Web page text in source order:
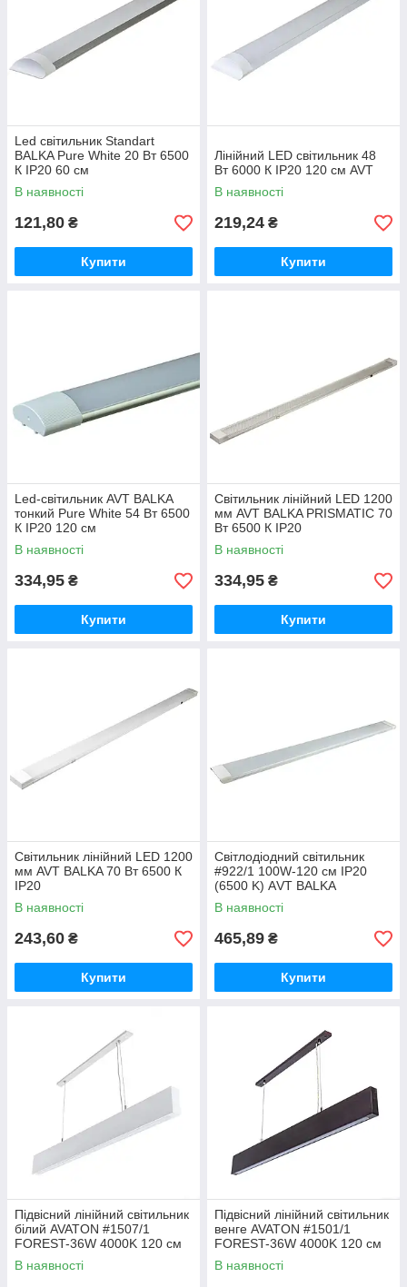
Led світильник Standart
BALKA Pure White 20 Вт 6500
К IP20 60 см
В наявності
121,80 ₴
Купити
Лінійний LED світильник 48
Вт 6000 К IP20 120 см AVT
В наявності
219,24 ₴
Купити
Led-світильник AVT BALKA
тонкий Pure White 54 Вт 6500
К IP20 120 см
В наявності
334,95 ₴
Купити
Світильник лінійний LED 1200
мм AVT BALKA PRISMATIC 70
Вт 6500 К IP20
В наявності
334,95 ₴
Купити
Світильник лінійний LED 1200
мм AVT BALKA 70 Вт 6500 К
IP20
В наявності
243,60 ₴
Купити
Світлодіодний світильник
#922/1 100W-120 см IP20
(6500 K) АVT BALKA
В наявності
465,89 ₴
Купити
Підвісний лінійний світильник
білий AVATON #1507/1
FOREST-36W 4000K 120 см
(бук)
В наявності
Підвісний лінійний світильник
венге AVATON #1501/1
FOREST-36W 4000K 120 см
(бук)
В наявності